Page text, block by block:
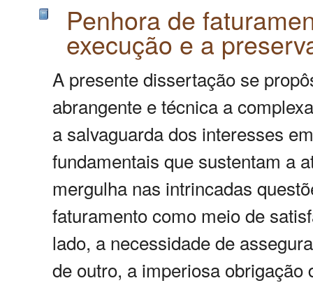
Penhora de
execução e a
A presente dissertação se
abrangente e técnica a
a salvaguarda dos interesses
fundamentais que sustentam a
mergulha nas intrincadas
faturamento como meio de
lado, a necessidade de
de outro, a imperiosa